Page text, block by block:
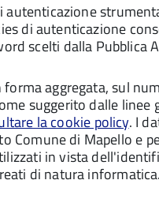
di autenticazione
scelti dalla Pubblica
aggregata, sul
suggerito dalle linee
la cookie policy. I
Comune di Mapello e
in vista
di natura informatica.